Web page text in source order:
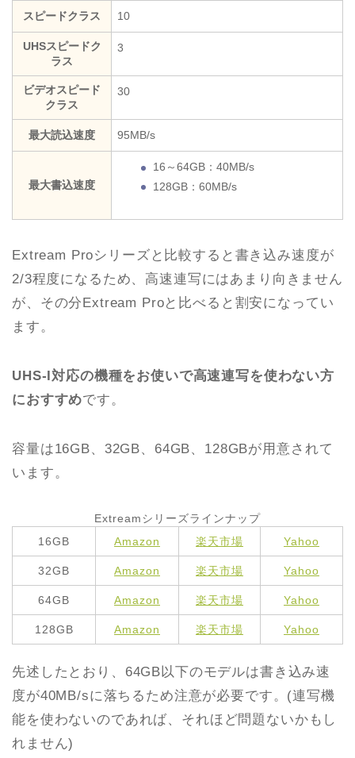
スピードクラス 10
UHSスピードク
ラス
3
ビデオスピード
クラス
30
最大読込速度 95MB/s
最大書込速度
16～64GB：40MB/s
128GB：60MB/s
Extream Proシリーズと比較すると書き込み速度が
2/3程度になるため、高速連写にはあまり向きません
が、その分Extream Proと比べると割安になってい
ます。
UHS-I対応の機種をお使いで高速連写を使わない方
におすすめです。
容量は16GB、32GB、64GB、128GBが用意されて
います。
Extreamシリーズラインナップ
16GB
Amazon 楽天市場 Yahoo
32GB Amazon 楽天市場 Yahoo
64GB Amazon 楽天市場 Yahoo
128GB Amazon 楽天市場 Yahoo
先述したとおり、64GB以下のモデルは書き込み速
度が40MB/sに落ちるため注意が必要です。(連写機
能を使わないのであれば、それほど問題ないかもし
れません)